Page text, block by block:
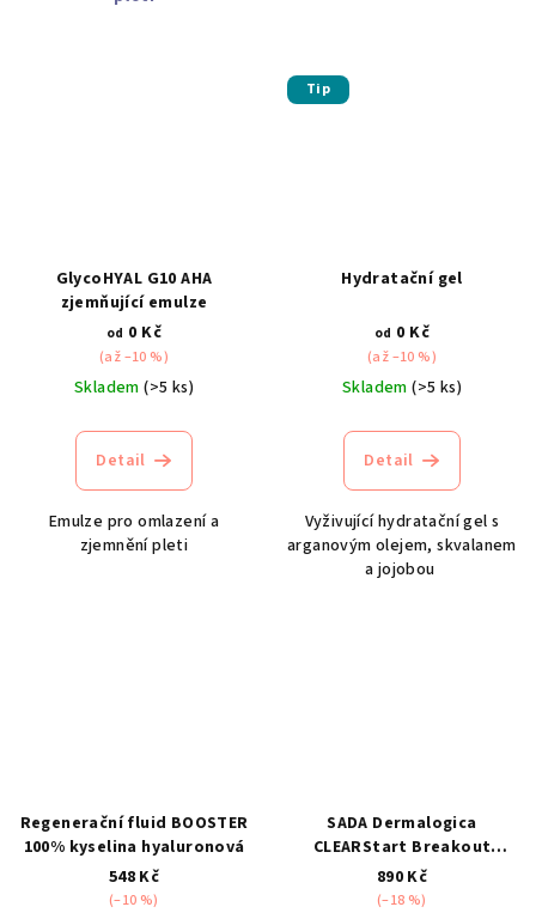
GlycoHYAL G10 AHA
zjemňující emulze
od 0 Kč
(až –10 %)
Skladem(>5 ks)
Detail
Emulze pro omlazení a
zjemnění pleti
Tip
Hydratační gel
od 0 Kč
(až –10 %)
Skladem(>5 ks)
Detail
Vyživující hydratační gel s
arganovým olejem, skvalanem
a jojobou
Regenerační fluid BOOSTER
100% kyselina hyaluronová
548 Kč
(–10 %)
SADA Dermalogica
CLEARStart Breakout
Clearing Kit
890 Kč
(–18 %)